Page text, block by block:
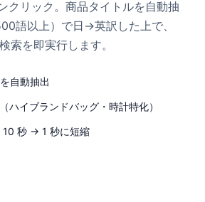
クリック。商品タイトルを自動抽
語以上）で日→英訳した上で、
索を即実行します。
自動抽出
ハイブランドバッグ・時計特化）
10 秒 → 1 秒に短縮